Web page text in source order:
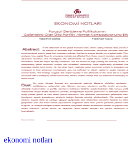
ekonomi notları